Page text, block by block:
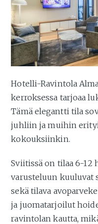
Hotelli-Ravintola
kerroksessa tarjoaa
Tämä elegantti tila
juhliin ja muihin
kokouksiinkin.
Sviitissä on tilaa 6-12
varusteluun kuuluvat
sekä tilava
ja juomatarjoilut
ravintolan kautta,